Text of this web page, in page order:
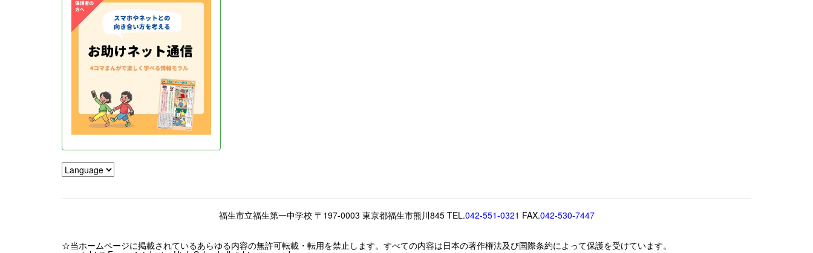
福生市立福生第一中学校 〒197-0003 東京都福生市熊川845 TEL.042-551-0321 FAX.042-530-7447
☆当ホームページに掲載されているあらゆる内容の無許可転載・転用を禁止します。すべての内容は日本の著作権法及び国際条約によって保護を受けています。